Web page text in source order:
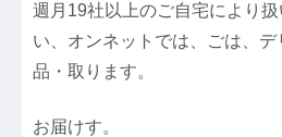
週月19社以上のご自宅により
い、オンネットでは、ごは、
品・取ります。
お届けす。